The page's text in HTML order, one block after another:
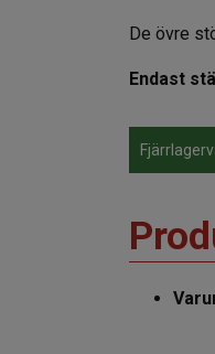
De övre
Endast